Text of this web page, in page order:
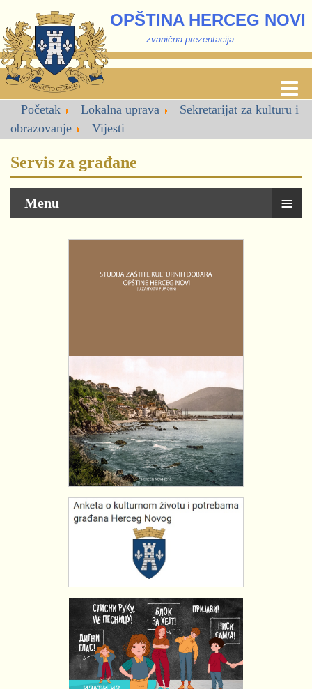
OPŠTINA HERCEG NOVI
zvanična prezentacija
Početak Lokalna uprava
Sekretarijat za kulturu i
obrazovanje
Vijesti
Servis za građane
Menu ≡